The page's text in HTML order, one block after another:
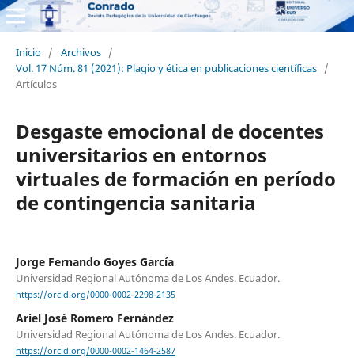
Inicio / Archivos /
Vol. 17 Núm. 81 (2021): Plagio y ética en publicaciones científicas /
Artículos
Desgaste emocional de docentes
universitarios en entornos
virtuales de formación en período
de contingencia sanitaria
Jorge Fernando Goyes García
Universidad Regional Autónoma de Los Andes. Ecuador.
https://orcid.org/0000-0002-2298-2135
Ariel José Romero Fernández
Universidad Regional Autónoma de Los Andes. Ecuador.
https://orcid.org/0000-0002-1464-2587